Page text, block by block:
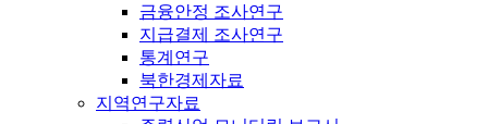
금융안정 조사연구
지급결제 조사연구
통계연구
북한경제자료
지역연구자료